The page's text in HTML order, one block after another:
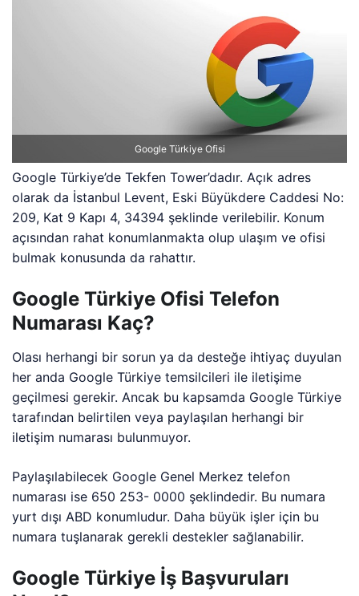
Google Türkiye Ofisi
Google Türkiye’de Tekfen Tower’dadır. Açık adres
olarak da İstanbul Levent, Eski Büyükdere Caddesi No:
209, Kat 9 Kapı 4, 34394 şeklinde verilebilir. Konum
açısından rahat konumlanmakta olup ulaşım ve ofisi
bulmak konusunda da rahattır.
Google Türkiye Ofisi Telefon
Numarası Kaç?
Olası herhangi bir sorun ya da desteğe ihtiyaç duyulan
her anda Google Türkiye temsilcileri ile iletişime
geçilmesi gerekir. Ancak bu kapsamda Google Türkiye
tarafından belirtilen veya paylaşılan herhangi bir
iletişim numarası bulunmuyor.
Paylaşılabilecek Google Genel Merkez telefon
numarası ise 650 253- 0000 şeklindedir. Bu numara
yurt dışı ABD konumludur. Daha büyük işler için bu
numara tuşlanarak gerekli destekler sağlanabilir.
Google Türkiye İş Başvuruları